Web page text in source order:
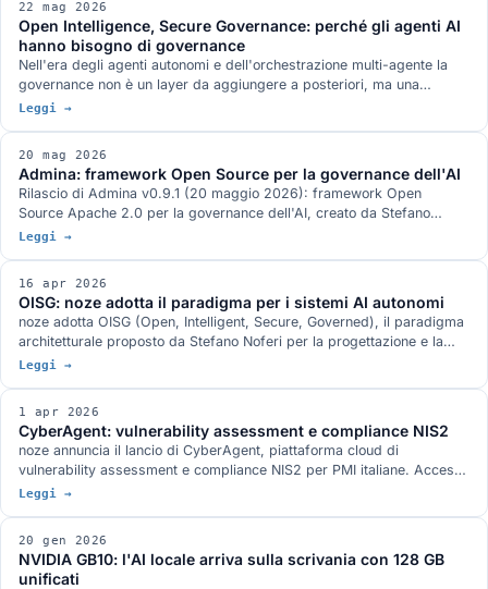
22 mag 2026
Open Intelligence, Secure Governance: perché gli agenti AI
hanno bisogno di governance
Nell'era degli agenti autonomi e dell'orchestrazione multi-agente la
governance non è un layer da aggiungere a posteriori, ma una
proprietà by design. L'apertura Open Source di Admina è la prova
Leggi →
20 mag 2026
Admina: framework Open Source per la governance dell'AI
Rilascio di Admina v0.9.1 (20 maggio 2026): framework Open
Source Apache 2.0 per la governance dell'AI, creato da Stefano
Noferi e sponsorizzato da noze. SDK Python + proxy Rust, 4 domini
Leggi →
16 apr 2026
OISG: noze adotta il paradigma per i sistemi AI autonomi
noze adotta OISG (Open, Intelligent, Secure, Governed), il paradigma
architetturale proposto da Stefano Noferi per la progettazione e la
governance dei sistemi AI autonomi. Quattro pilastri interdipendenti
Leggi →
1 apr 2026
CyberAgent: vulnerability assessment e compliance NIS2
noze annuncia il lancio di CyberAgent, piattaforma cloud di
vulnerability assessment e compliance NIS2 per PMI italiane. Accesso
su invito e su richiesta, poi registrazione verificata.
Leggi →
20 gen 2026
NVIDIA GB10: l'AI locale arriva sulla scrivania con 128 GB
unificati